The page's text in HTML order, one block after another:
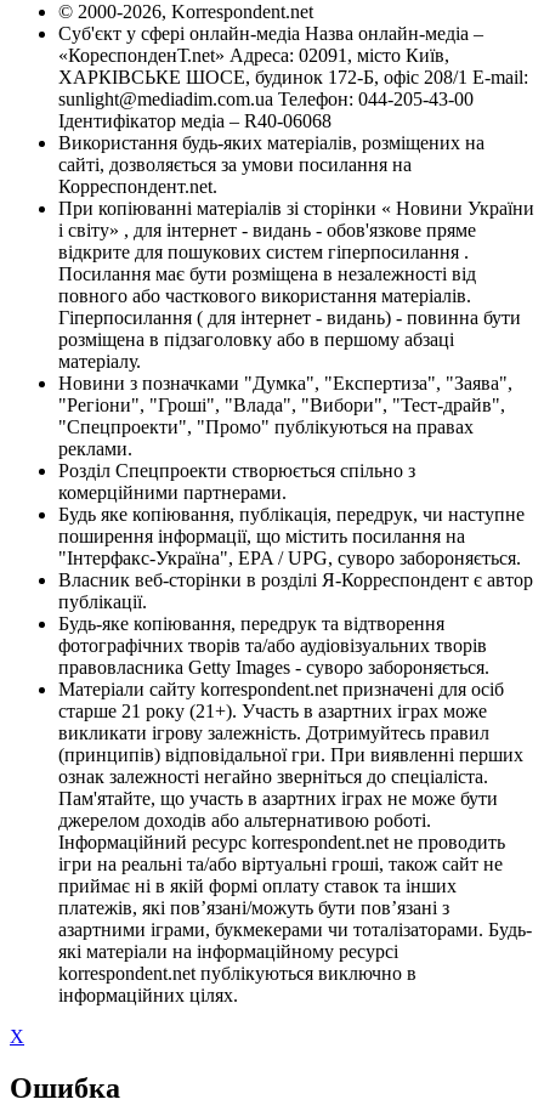
© 2000-2026, Korrespondent.net
Суб'єкт у сфері онлайн-медіа Назва онлайн-медіа –
«КореспонденТ.net» Адреса: 02091, місто Київ,
ХАРКІВСЬКЕ ШОСЕ, будинок 172-Б, офіс 208/1 E-mail:
sunlight@mediadim.com.ua Телефон: 044-205-43-00
Ідентифікатор медіа – R40-06068
Використання будь-яких матеріалів, розміщених на
сайті, дозволяється за умови посилання на
Корреспондент.net.
При копіюванні матеріалів зі сторінки « Новини України
і світу» , для інтернет - видань - обов'язкове пряме
відкрите для пошукових систем гіперпосилання .
Посилання має бути розміщена в незалежності від
повного або часткового використання матеріалів.
Гіперпосилання ( для інтернет - видань) - повинна бути
розміщена в підзаголовку або в першому абзаці
матеріалу.
Новини з позначками "Думка", "Експертиза", "Заява",
"Регіони", "Гроші", "Влада", "Вибори", "Тест-драйв",
"Спецпроекти", "Промо" публікуються на правах
реклами.
Розділ Спецпроекти створюється спільно з
комерційними партнерами.
Будь яке копіювання, публікація, передрук, чи наступне
поширення інформації, що містить посилання на
"Інтерфакс-Україна", EPA / UPG, суворо забороняється.
Власник веб-сторінки в розділі Я-Корреспондент є автор
публікації.
Будь-яке копіювання, передрук та відтворення
фотографічних творів та/або аудіовізуальних творів
правовласника Getty Images - суворо забороняється.
Матеріали сайту korrespondent.net призначені для осіб
старше 21 року (21+). Участь в азартних іграх може
викликати ігрову залежність. Дотримуйтесь правил
(принципів) відповідальної гри. При виявленні перших
ознак залежності негайно зверніться до спеціаліста.
Пам'ятайте, що участь в азартних іграх не може бути
джерелом доходів або альтернативою роботі.
Інформаційний ресурс korrespondent.net не проводить
ігри на реальні та/або віртуальні гроші, також сайт не
приймає ні в якій формі оплату ставок та інших
платежів, які пов’язані/можуть бути пов’язані з
азартними іграми, букмекерами чи тоталізаторами. Будь-
які матеріали на інформаційному ресурсі
korrespondent.net публікуються виключно в
інформаційних цілях.
X
Ошибка